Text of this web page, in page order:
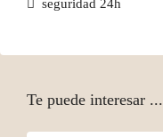
seguridad 24h
Te puede interesar ...